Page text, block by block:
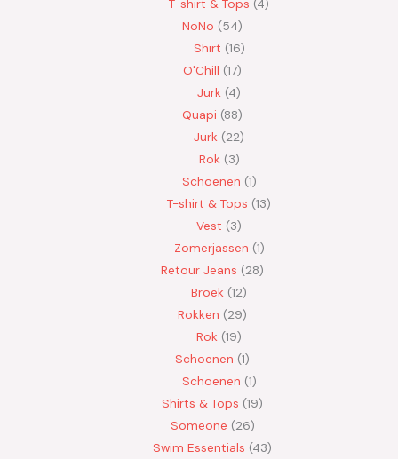
NoNo
54
Shirt 16
O'Chill 17
Jurk 4
Quapi 88
Jurk
22
Rok 3
Schoenen 1
T-shirt & Tops 13
Vest
3
Zomerjassen 1
Retour Jeans
28
Broek 12
Rokken
29
Rok 19
Schoenen 1
Schoenen 1
Shirts & Tops 19
Someone 26
Swim Essentials 43